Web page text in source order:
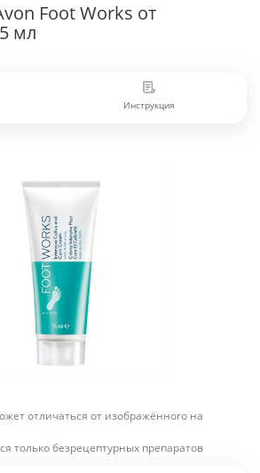
Foot Works от
мл
Инструкция
отличаться от изображённого на
только безрецептурных препаратов